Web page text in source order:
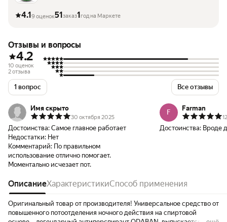
4.19 оценок51заказ1год на Маркете
Отзывы и вопросы
4.2
10 оценок
2 отзыва
1 вопрос Все отзывы
Имя скрыто
30 октября 2025
Достоинства: Самое главное работает
Недостатки: Нет
Комментарий: По правильном
использование отлично помогает.
Моментально исчезает пот.
F
Farman
Достоинства: Вроде
ОписаниеХарактеристикиСпособ применения
Оригинальный товар от производителя! Универсальное средство от
повышенного потоотделения ночного действия на спиртовой